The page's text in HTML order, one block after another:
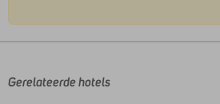
door
Gerelateerde hotels